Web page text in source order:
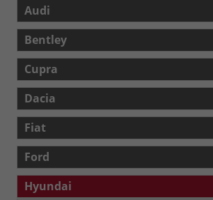
Audi
Bentley
Cupra
Dacia
Fiat
Ford
Hyundai